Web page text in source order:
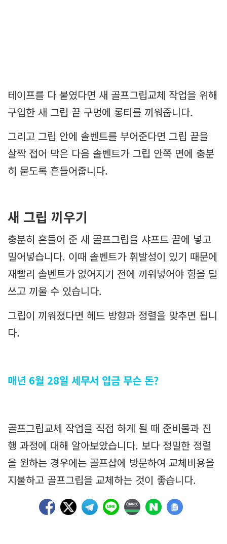
테이프를 다 붙였다면 새 골프그립교체 작업을 위해
구입한 새 그립 끝 구멍에 롱티를 끼워줍니다.
그리고 그립 안에 솔벤트를 부어준다면 그립 끝을
살짝 접어 막은 다음 솔벤트가 그립 안쪽 면에 충분
히 묻도록 흔들어줍니다.
새 그립 끼우기
충분히 흔들어 준 새 골프그립을 샤프트 끝에 넣고
밀어넣습니다. 이때 솔벤트가 휘발성이 있기 때문에
재빨리 솔벤트가 없어지기 전에 끼워넣어야 힘을 덜
쓰고 끼울 수 있습니다.
그립이 끼워졌다면 헤드 방향과 정렬을 맞추면 됩니
다.
매년 6월 28일 세무서 입금 무슨 돈?
골프그립교체 작업을 직접 하게 될 때 준비물과 진
행 과정에 대해 알아보았습니다. 보다 정밀한 정렬
을 원하는 경우에는 골프샵에 방문하여 교체비용을
지불하고 골프그립을 교체하는 것이 좋습니다.